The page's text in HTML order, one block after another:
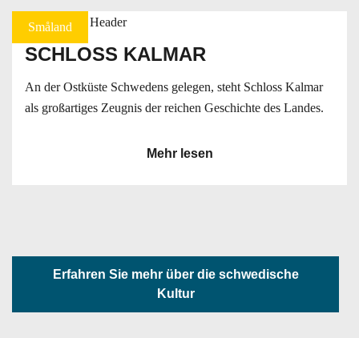
Småland
SCHLOSS KALMAR
An der Ostküste Schwedens gelegen, steht Schloss Kalmar
als großartiges Zeugnis der reichen Geschichte des Landes.
Mehr lesen
Erfahren Sie mehr über die schwedische
Kultur